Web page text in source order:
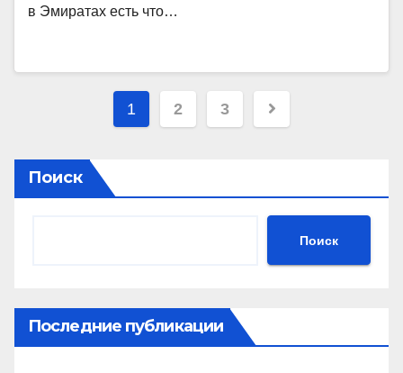
в Эмиратах есть что…
Пагинация
1 2 3
Поиск
Поиск
Последние публикации